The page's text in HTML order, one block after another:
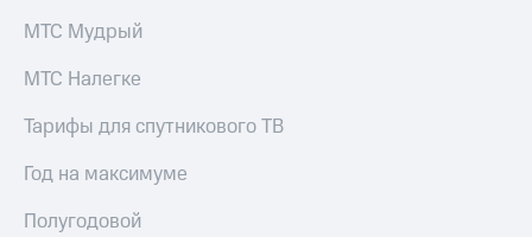
МТС Мудрый
МТС Налегке
Тарифы для спутникового ТВ
Год на максимуме
Полугодовой